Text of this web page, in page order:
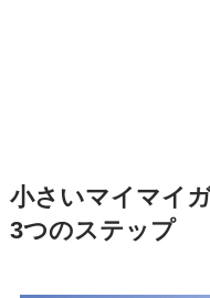
小さいマイマイ
3つのステップ